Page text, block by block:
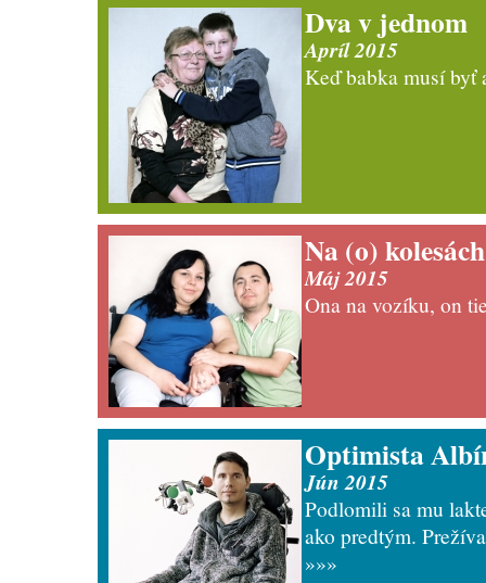
Dva v jednom
Apríl 2015
Keď babka musí
Na (o) kolesách
Máj 2015
Ona na vozíku, on
Optimista
Jún 2015
Podlomili sa mu
ako predtým.
»»»